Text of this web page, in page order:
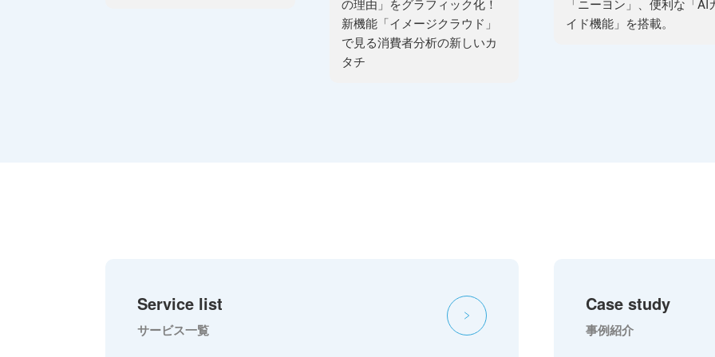
新機能「イメージクラウド」
で見る消費者分析の新しいカ
タチ
イド機能」を搭載。
Service list
サービス一覧
Case study
事例紹介